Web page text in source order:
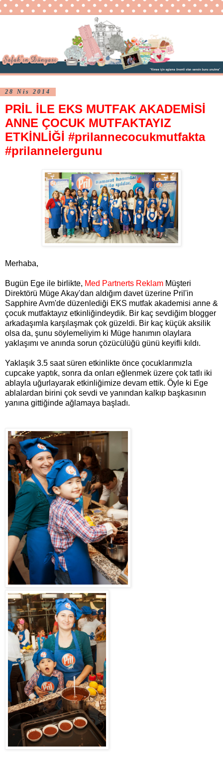
28 Nis 2014
PRİL İLE EKS MUTFAK AKADEMİSİ
ANNE ÇOCUK MUTFAKTAYIZ
ETKİNLİĞİ #prilannecocukmutfakta
#prilannelergunu
Merhaba,
Bugün Ege ile birlikte, Med Partnerts Reklam Müşteri
Direktörü Müge Akay'dan aldığım davet üzerine Pril'in
Sapphire Avm'de düzenlediği EKS mutfak akademisi anne &
çocuk mutfaktayız etkinliğindeydik. Bir kaç sevdiğim blogger
arkadaşımla karşılaşmak çok güzeldi. Bir kaç küçük aksilik
olsa da, şunu söylemeliyim ki Müge hanımın olaylara
yaklaşımı ve anında sorun çözücülüğü günü keyifli kıldı.
Yaklaşık 3.5 saat süren etkinlikte önce çocuklarımızla
cupcake yaptık, sonra da onları eğlenmek üzere çok tatlı iki
ablayla uğurlayarak etkinliğimize devam ettik. Öyle ki Ege
ablalardan birini çok sevdi ve yanından kalkıp başkasının
yanına gittiğinde ağlamaya başladı.